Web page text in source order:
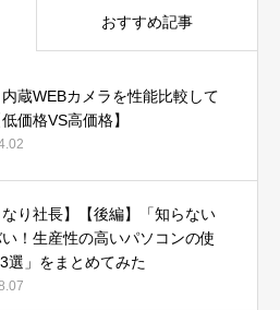
おすすめ記事
蔵WEBカメラを性能比較して
価格VS高価格】
なり社長】【後編】「知らない
い！生産性の高いパソコンの使
選」をまとめてみた